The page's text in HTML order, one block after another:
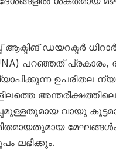
ആക്ടിങ് ഡയറക്ടർ
പറഞ്ഞത് പ്രകാരം,
ഉപരിതല
വായു
മിതമായതുമായ
ലഭിക്കും.